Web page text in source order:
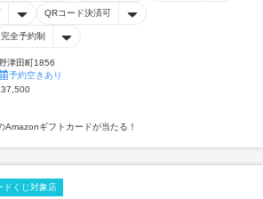
QRコード決済可
完全予約制
津田町1856
予約空きあり
ギフトカードが当たる！
ドくじ対象店